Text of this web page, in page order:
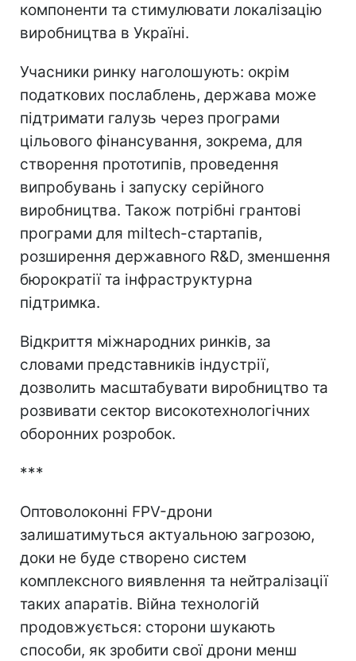
компоненти та стимулювати локалізацію
виробництва в Україні.
Учасники ринку наголошують: окрім
податкових послаблень, держава може
підтримати галузь через програми
цільового фінансування, зокрема, для
створення прототипів, проведення
випробувань і запуску серійного
виробництва. Також потрібні грантові
програми для miltech-стартапів,
розширення державного R&D, зменшення
бюрократії та інфраструктурна
підтримка.
Відкриття міжнародних ринків, за
словами представників індустрії,
дозволить масштабувати виробництво та
розвивати сектор високотехнологічних
оборонних розробок.
***
Оптоволоконні FPV-дрони
залишатимуться актуальною загрозою,
доки не буде створено систем
комплексного виявлення та нейтралізації
таких апаратів. Війна технологій
продовжується: сторони шукають
способи, як зробити свої дрони менш